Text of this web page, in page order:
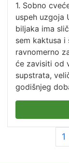
1. Sobno
uspeh uzgoja
biljaka ima
sem kaktusa i
ravnomerno
će zavisiti od
supstrata,
godišnjeg
1